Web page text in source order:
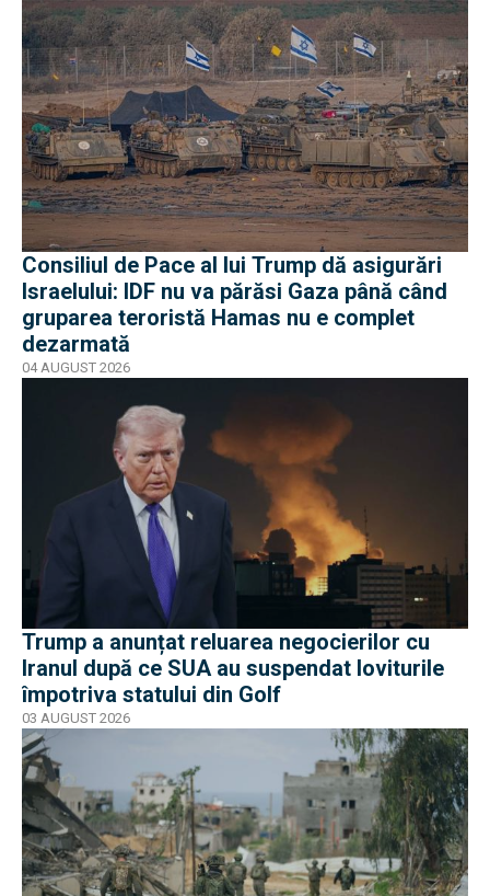
Consiliul de Pace al lui Trump dă asigurări
Israelului: IDF nu va părăsi Gaza până când
gruparea teroristă Hamas nu e complet
dezarmată
04 AUGUST 2026
Trump a anunțat reluarea negocierilor cu
Iranul după ce SUA au suspendat loviturile
împotriva statului din Golf
03 AUGUST 2026